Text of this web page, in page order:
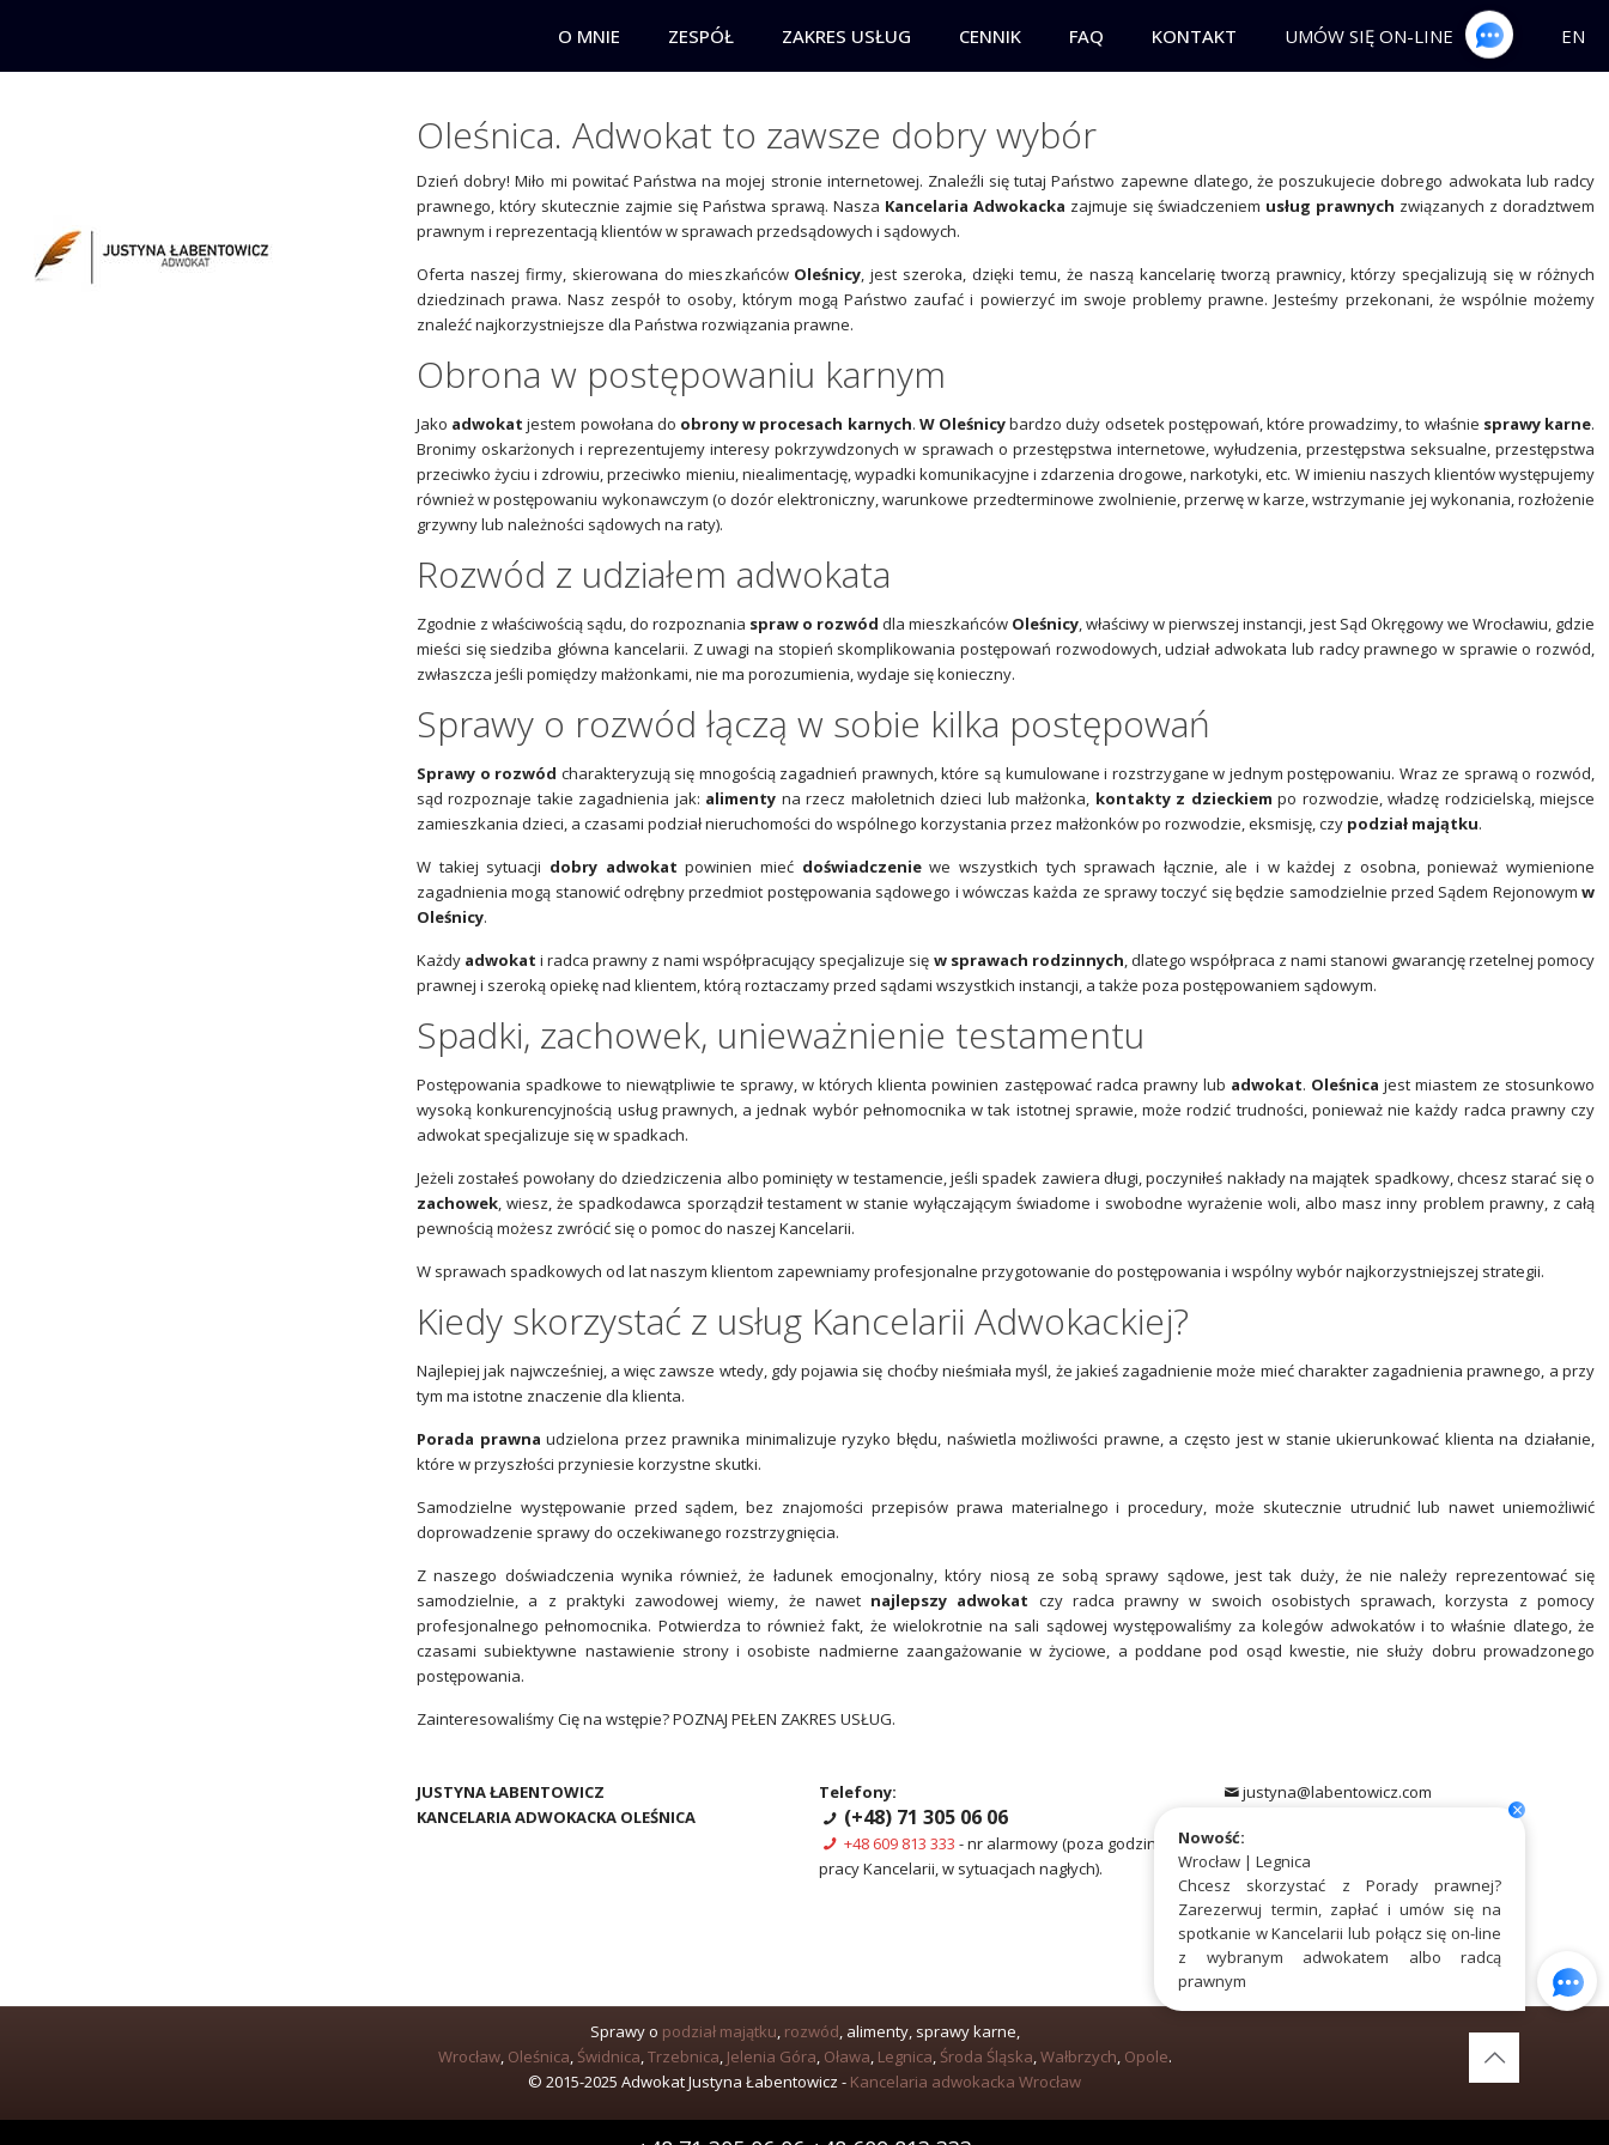
O MNIE ZESPÓŁ ZAKRES USŁUG CENNIK FAQ KONTAKT UMÓW SIĘ ON-LINE EN
Oleśnica. Adwokat to zawsze dobry wybór
Dzień dobry! Miło mi powitać Państwa na mojej stronie internetowej. Znaleźli się tutaj Państwo zapewne dlatego, że poszukujecie dobrego adwokata lub radcy
prawnego, który skutecznie zajmie się Państwa sprawą. Nasza Kancelaria Adwokacka zajmuje się świadczeniem usług prawnych związanych z doradztwem
prawnym i reprezentacją klientów w sprawach przedsądowych i sądowych.
Oferta naszej firmy, skierowana do mieszkańców Oleśnicy, jest szeroka, dzięki temu, że naszą kancelarię tworzą prawnicy, którzy specjalizują się w różnych
dziedzinach prawa. Nasz zespół to osoby, którym mogą Państwo zaufać i powierzyć im swoje problemy prawne. Jesteśmy przekonani, że wspólnie możemy
znaleźć najkorzystniejsze dla Państwa rozwiązania prawne.
Obrona w postępowaniu karnym
Jako adwokat jestem powołana do obrony w procesach karnych. W Oleśnicybardzo duży odsetek postępowań, które prowadzimy, to właśnie sprawy karne.
Bronimy oskarżonych i reprezentujemy interesy pokrzywdzonych w sprawach o przestępstwa internetowe, wyłudzenia, przestępstwa seksualne, przestępstwa
przeciwko życiu i zdrowiu, przeciwko mieniu, niealimentację, wypadki komunikacyjne i zdarzenia drogowe, narkotyki, etc. W imieniu naszych klientów występujemy
również w postępowaniu wykonawczym (o dozór elektroniczny, warunkowe przedterminowe zwolnienie, przerwę w karze, wstrzymanie jej wykonania, rozłożenie
grzywny lub należności sądowych na raty).
Rozwód z udziałem adwokata
Zgodnie z właściwością sądu, do rozpoznania spraw o rozwód dla mieszkańców Oleśnicy, właściwy w pierwszej instancji, jest Sąd Okręgowy we Wrocławiu, gdzie
mieści się siedziba główna kancelarii. Z uwagi na stopień skomplikowania postępowań rozwodowych, udział adwokata lub radcy prawnego w sprawie o rozwód,
zwłaszcza jeśli pomiędzy małżonkami, nie ma porozumienia, wydaje się konieczny.
Sprawy o rozwód łączą w sobie kilka postępowań
Sprawy o rozwód charakteryzują się mnogością zagadnień prawnych, które są kumulowane i rozstrzygane w jednym postępowaniu. Wraz ze sprawą o rozwód,
sąd rozpoznaje takie zagadnienia jak: alimenty na rzecz małoletnich dzieci lub małżonka, kontakty z dzieckiem po rozwodzie, władzę rodzicielską, miejsce
zamieszkania dzieci, a czasami podział nieruchomości do wspólnego korzystania przez małżonków po rozwodzie, eksmisję, czy podział majątku.
W takiej sytuacji dobry adwokat powinien mieć doświadczeniewe wszystkich tych sprawach łącznie, ale i w każdej z osobna, ponieważ wymienione
zagadnienia mogą stanowić odrębny przedmiot postępowania sądowego i wówczas każda ze sprawy toczyć się będzie samodzielnie przed Sądem Rejonowym w
Oleśnicy.
Każdy adwokat i radca prawny z nami współpracujący specjalizuje się w sprawach rodzinnych, dlatego współpraca z nami stanowi gwarancję rzetelnej pomocy
prawnej i szeroką opiekę nad klientem, którą roztaczamy przed sądami wszystkich instancji, a także poza postępowaniem sądowym.
Spadki, zachowek, unieważnienie testamentu
Postępowania spadkowe to niewątpliwie te sprawy, w których klienta powinien zastępować radca prawny lub adwokat. Oleśnica jest miastem ze stosunkowo
wysoką konkurencyjnością usług prawnych, a jednak wybór pełnomocnika w tak istotnej sprawie, może rodzić trudności, ponieważ nie każdy radca prawny czy
adwokat specjalizuje się w spadkach.
Jeżeli zostałeś powołany do dziedziczenia albo pominięty w testamencie, jeśli spadek zawiera długi, poczyniłeś nakłady na majątek spadkowy, chcesz starać się o
zachowek, wiesz, że spadkodawca sporządził testament w stanie wyłączającym świadome i swobodne wyrażenie woli, albo masz inny problem prawny, z całą
pewnością możesz zwrócić się o pomoc do naszej Kancelarii.
W sprawach spadkowych od lat naszym klientom zapewniamy profesjonalne przygotowanie do postępowania i wspólny wybór najkorzystniejszej strategii.
Kiedy skorzystać z usług Kancelarii Adwokackiej?
Najlepiej jak najwcześniej, a więc zawsze wtedy, gdy pojawia się choćby nieśmiała myśl, że jakieś zagadnienie może mieć charakter zagadnienia prawnego, a przy
tym ma istotne znaczenie dla klienta.
Porada prawna udzielona przez prawnika minimalizuje ryzyko błędu, naświetla możliwości prawne, a często jest w stanie ukierunkować klienta na działanie,
które w przyszłości przyniesie korzystne skutki.
Samodzielne występowanie przed sądem, bez znajomości przepisów prawa materialnego i procedury, może skutecznie utrudnić lub nawet uniemożliwić
doprowadzenie sprawy do oczekiwanego rozstrzygnięcia.
Z naszego doświadczenia wynika również, że ładunek emocjonalny, który niosą ze sobą sprawy sądowe, jest tak duży, że nie należy reprezentować się
samodzielnie, a z praktyki zawodowej wiemy, że nawet najlepszy adwokat czy radca prawny w swoich osobistych sprawach, korzysta z pomocy
profesjonalnego pełnomocnika. Potwierdza to również fakt, że wielokrotnie na sali sądowej występowaliśmy za kolegów adwokatów i to właśnie dlatego, że
czasami subiektywne nastawienie strony i osobiste nadmierne zaangażowanie w życiowe, a poddane pod osąd kwestie, nie służy dobru prowadzonego
postępowania.
Zainteresowaliśmy Cię na wstępie? POZNAJ PEŁEN ZAKRES USŁUG.
JUSTYNA ŁABENTOWICZ
KANCELARIA ADWOKACKA OLEŚNICA
Telefony:
(+48) 71 305 06 06
+48 609 813 333 - nr alarmowy (poza godzinami
pracy Kancelarii, w sytuacjach nagłych).
justyna@labentowicz.com
Sprawy o podział majątku, rozwód, alimenty, sprawy karne,
Wrocław, Oleśnica, Świdnica,Trzebnica, Jelenia Góra, Oława, Legnica, Środa Śląska,Wałbrzych, Opole.
© 2015-2025 Adwokat Justyna Łabentowicz - Kancelaria adwokacka Wrocław
×
Nowość:
Wrocław | Legnica
Chcesz skorzystać z Porady prawnej?
Zarezerwuj termin, zapłać i umów się na
spotkanie w Kancelarii lub połącz się on-line
z wybranym adwokatem albo radcą
prawnym